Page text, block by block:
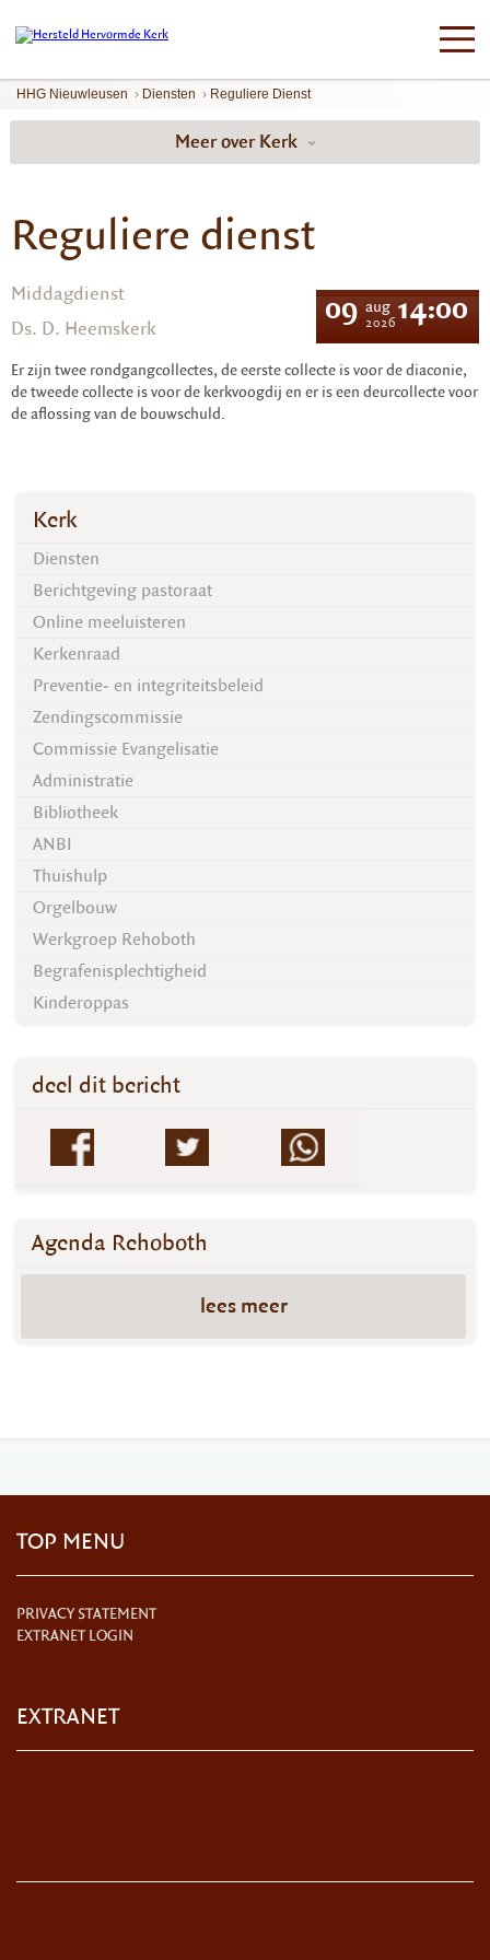
HHG Nieuwleusen › Diensten › Reguliere Dienst
Meer over Kerk
Reguliere dienst
Middagdienst 09 aug
202614:00
Ds. D. Heemskerk
Er zijn twee rondgangcollectes, de eerste collecte is voor de diaconie,
de tweede collecte is voor de kerkvoogdij en er is een deurcollecte voor
de aflossing van de bouwschuld.
Kerk
Diensten
Berichtgeving pastoraat
Online meeluisteren
Kerkenraad
Preventie- en integriteitsbeleid
Zendingscommissie
Commissie Evangelisatie
Administratie
Bibliotheek
ANBI
Thuishulp
Orgelbouw
Werkgroep Rehoboth
Begrafenisplechtigheid
Kinderoppas
deel dit bericht
Agenda Rehoboth
lees meer
TOP MENU
PRIVACY STATEMENT
EXTRANET LOGIN
EXTRANET